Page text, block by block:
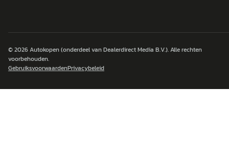
© 2026Autokopen(onderdeel van Dealerdirect Media B.V.). Alle rechten
voorbehouden.
GebruiksvoorwaardenPrivacybeleid